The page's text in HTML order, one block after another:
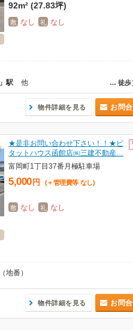
92m² (27.83坪)
敷 なし 礼 なし
… 徒歩
駅 他
物件詳細を見る お問
★是非お問い合わせ下さい！！★ピ
タットハウス函館店㈱三建不動産…
富岡町1丁目37番月極駐車場
5,000 円 (＋管理費等 なし)
敷 なし 礼 なし
地番）
物件詳細を見る お問